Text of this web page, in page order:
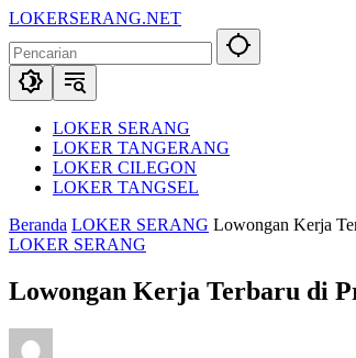
Langsung
konten
LOKERSERANG.NET
Lowongan
Kerja
Serang
SekitarnyaLOKER SERANG
LOKER TANGERANG
LOKER CILEGON
LOKER TANGSEL
Beranda LOKER SERANG Lowongan Kerja
LOKER SERANG
Lowongan Kerja Terbaru di